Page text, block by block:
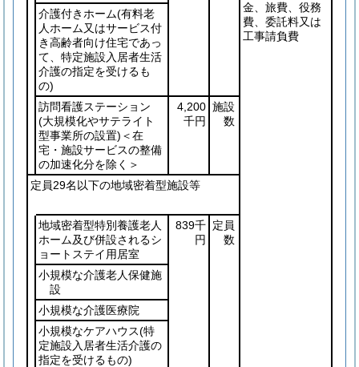
金、旅費、役務
費、委託料又は
工事請負費
介護付きホーム(有料老
人ホーム又はサービス付
き高齢者向け住宅であっ
て、特定施設入居者生活
介護の指定を受けるも
の)
訪問看護ステーション
(大規模化やサテライト
型事業所の設置) ＜在
宅・施設サービスの整備
の加速化分を除く＞
4,200
千円
施設
数
定員29名以下の地域密着型施設等
地域密着型特別養護老人
ホーム及び併設されるシ
ョートステイ用居室
839千
円
定員
数
小規模な介護老人保健施
設
小規模な介護医療院
小規模なケアハウス(特
定施設入居者生活介護の
指定を受けるもの)